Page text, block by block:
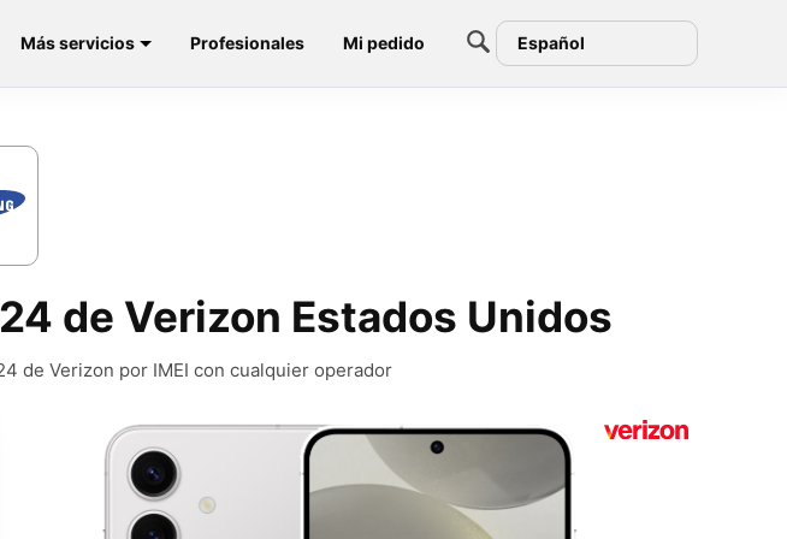
Más servicios Profesionales Mi pedido Español
de Verizon Estados Unidos
de Verizon por IMEI con cualquier operador